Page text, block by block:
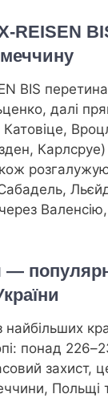
REISEN
BIS
далі
Карлсруе)
Валенсію,
—
найбільших
понад
захист,
Польщі